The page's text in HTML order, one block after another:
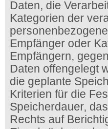
Daten, die
Kategorien der
Empfänger oder
Empfängern,
Daten offengelegt
die geplante
Kriterien für die
Speicherdauer,
Rechts auf